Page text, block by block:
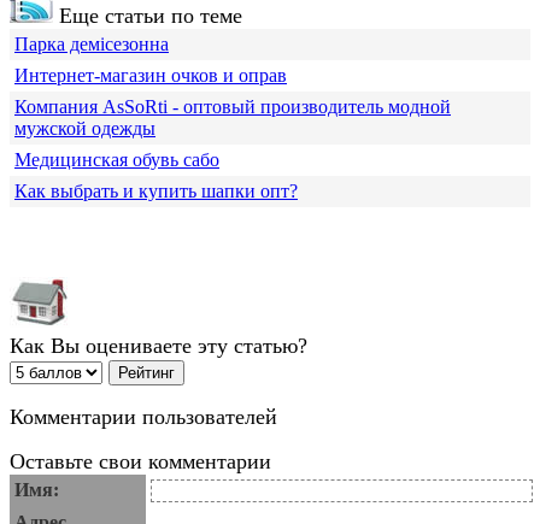
Еще статьи по теме
Парка демісезонна
Интернет-магазин очков и оправ
Компания АsSoRti - оптовый производитель модной
мужской одежды
Медицинская обувь сабо
Как выбрать и купить шапки опт?
Как Вы оцениваете эту статью?
Комментарии пользователей
Оставьте свои комментарии
Имя: